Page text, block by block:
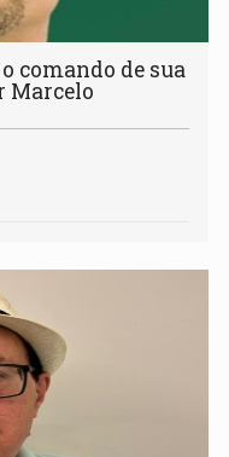
comando de sua
Marcelo